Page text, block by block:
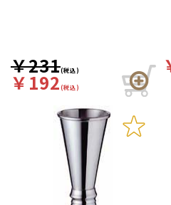
￥231(税込)
￥192(税込)